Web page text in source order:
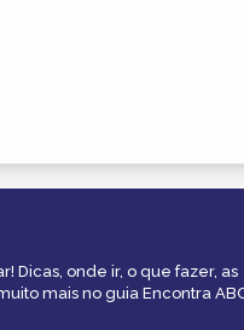
Dicas, onde ir, o que fazer, as
mais no guia Encontra